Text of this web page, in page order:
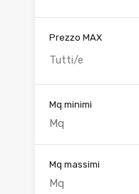
Prezzo MAX
Tutti/e
Mq minimi
Mq massimi